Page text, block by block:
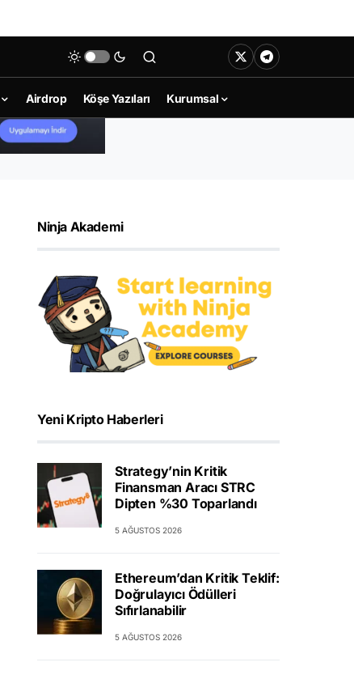
Airdrop Köşe Yazıları Kurumsal
Ninja Akademi
Yeni Kripto Haberleri
Strategy’nin Kritik
Finansman Aracı STRC
Dipten %30 Toparlandı
5 AĞUSTOS 2026
Ethereum’dan Kritik Teklif:
Doğrulayıcı Ödülleri
Sıfırlanabilir
5 AĞUSTOS 2026